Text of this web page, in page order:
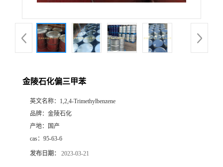
金陵石化偏三甲苯
英文名称： 1,2,4-Trimethylbenzene
品牌： 金陵石化
产地：
国产
cas： 95-63-6
发布日期： 2023-03-21